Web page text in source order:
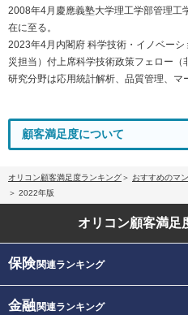
2008年4月慶應義塾大学理工学部管理工
在に至る。
2023年4月内閣府 科学技術・イノベー
災担当）付上席科学技術政策フェロー（
研究分野は応用統計解析、品質管理、マ
顧客満足度について
オリコン顧客満足度ランキング
おすすめのマ
2022年版
オリコン顧客満足
保険関連ランキング
金融関連ランキング